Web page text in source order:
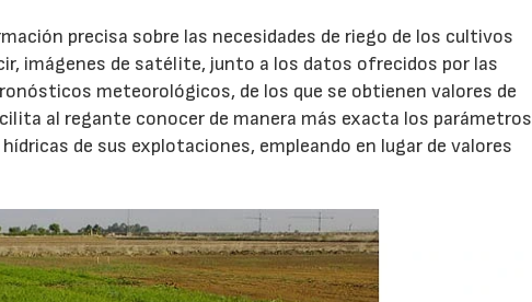
precisa sobre las necesidades de riego de los cultivos
imágenes de satélite, junto a los datos ofrecidos por las
meteorológicos, de los que se obtienen valores de
al regante conocer de manera más exacta los parámetros
de sus explotaciones, empleando en lugar de valores